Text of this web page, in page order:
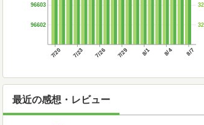
7/20 7/23 7/26 7/29 8/1 8/4 8/7
96602
96603
最近の感想・レビュー